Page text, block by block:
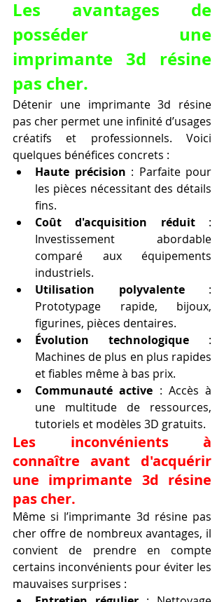
Les avantages de
posséder une
imprimante 3d résine
pas cher.
Détenir une imprimante 3d résine
pas cher permet une infinité d’usages
créatifs et professionnels. Voici
quelques bénéfices concrets :
Haute précision : Parfaite pour
les pièces nécessitant des détails
fins.
Coût d'acquisition réduit :
Investissement abordable
comparé aux équipements
industriels.
Utilisation polyvalente :
Prototypage rapide, bijoux,
figurines, pièces dentaires.
Évolution technologique :
Machines de plus en plus rapides
et fiables même à bas prix.
Communauté active : Accès à
une multitude de ressources,
tutoriels et modèles 3D gratuits.
Les inconvénients à
connaître avant d'acquérir
une imprimante 3d résine
pas cher.
Même si l’imprimante 3d résine pas
cher offre de nombreux avantages, il
convient de prendre en compte
certains inconvénients pour éviter les
mauvaises surprises :